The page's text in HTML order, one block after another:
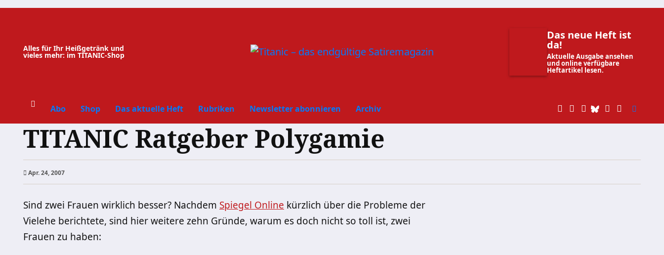
Zum
Alles für Ihr Heißgetränk und
vieles mehr: im TITANIC-Shop
Das neue Heft ist
da!
Aktuelle Ausgabe ansehen
und online verfügbare
Heftartikel lesen.
Abo Shop Das aktuelle Heft Rubriken Newsletter abonnieren Archiv
TITANIC Ratgeber Polygamie
Apr. 24, 2007
Sind zwei Frauen wirklich besser? Nachdem Spiegel Online kürzlich über die Probleme der
Vielehe berichtete, sind hier weitere zehn Gründe, warum es doch nicht so toll ist, zwei
Frauen zu haben: